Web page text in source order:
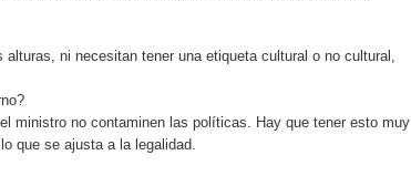
ni necesitan tener una etiqueta cultural o no cultural,
ministro no contaminen las políticas. Hay que tener esto muy
que se ajusta a la legalidad.